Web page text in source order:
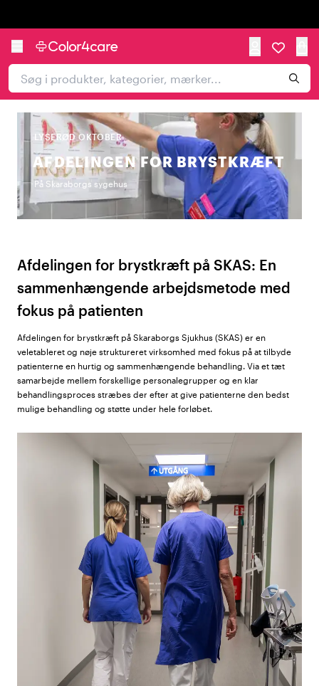
LYSERØD OKTOBER
AFDELINGEN FOR BRYSTKRÆFT
På Skaraborgs sygehus
Afdelingen for brystkræft på SKAS: En
sammenhængende arbejdsmetode med
fokus på patienten
Afdelingen for brystkræft på Skaraborgs Sjukhus (SKAS) er en
veletableret og nøje struktureret virksomhed med fokus på at tilbyde
patienterne en hurtig og sammenhængende behandling. Via et tæt
samarbejde mellem forskellige personalegrupper og en klar
behandlingsproces stræbes der efter at give patienterne den bedst
mulige behandling og støtte under hele forløbet.